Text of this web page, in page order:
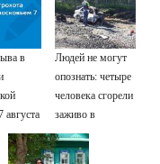
в
августа
Людей не могут
опознать: четыре
человека сгорели
заживо в
страшном ДТП
на трассе